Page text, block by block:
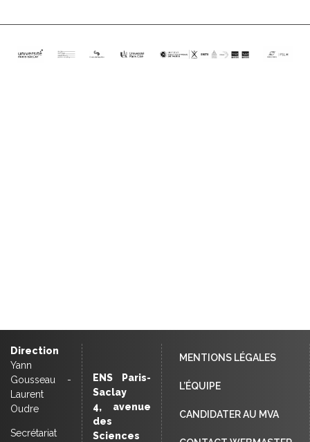
Direction
Yann
Gousseau -
Laurent
Oudre
Secrétariat
ENS Paris-
Saclay
4, avenue
des
Sciences
MENTIONS LÉGALES
L’ÉQUIPE
CANDIDATER AU MVA